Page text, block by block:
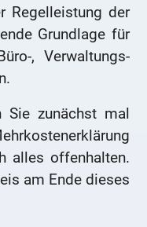
Regelleistung der
Grundlage für
, Verwaltungs-
zunächst mal
alles offenhalten.
am Ende dieses